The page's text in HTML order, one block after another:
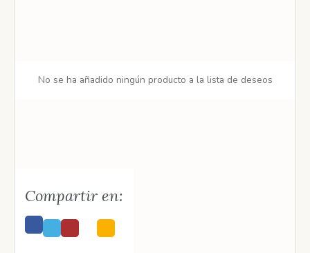
No se ha añadido ningún producto a la lista de deseos
Compartir en: